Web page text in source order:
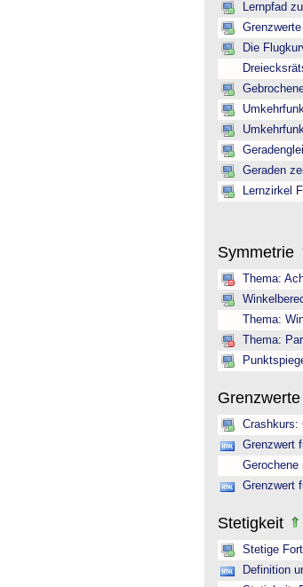
Lernpfad
Die
Geraden
Lernzirkel
Symmetrie
Thema:
Thema:
Thema:
Grenzwerte
Crashkurs:
Grenzwert
Gerochene
Grenzwert
Stetigkeit
Stetige
Definition